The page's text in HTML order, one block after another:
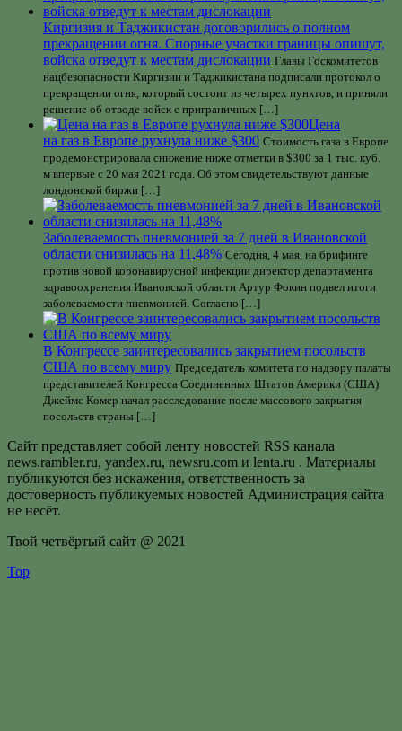
Киргизия и Таджикистан договорились о полном
прекращении огня. Спорные участки границы опишут,
войска отведут к местам дислокации Главы Госкомитетов
нацбезопасности Киргизии и Таджикистана подписали протокол о
прекращении огня, который состоит из четырех пунктов, и приняли
решение об отводе войск с приграничных […]
Цена
на газ в Европе рухнула ниже $300 Стоимость газа в Европе
продемонстрировала снижение ниже отметки в $300 за 1 тыс. куб.
м впервые с 20 мая 2021 года. Об этом свидетельствуют данные
лондонской биржи […]
Заболеваемость пневмонией за 7 дней в Ивановской
области снизилась на 11,48% Сегодня, 4 мая, на брифинге
против новой коронавирусной инфекции директор департамента
здравоохранения Ивановской области Артур Фокин подвел итоги
заболеваемости пневмонией. Согласно […]
В Конгрессе заинтересовались закрытием посольств
США по всему миру Председатель комитета по надзору палаты
представителей Конгресса Соединенных Штатов Америки (США)
Джеймс Комер начал расследование после массового закрытия
посольств страны […]
Сайт представляет собой ленту новостей RSS канала
news.rambler.ru, yandex.ru, newsru.com и lenta.ru . Материалы
публикуются без искажения, ответственность за
достоверность публикуемых новостей Администрация сайта
не несёт.
Твой четвёртый сайт @ 2021
Top